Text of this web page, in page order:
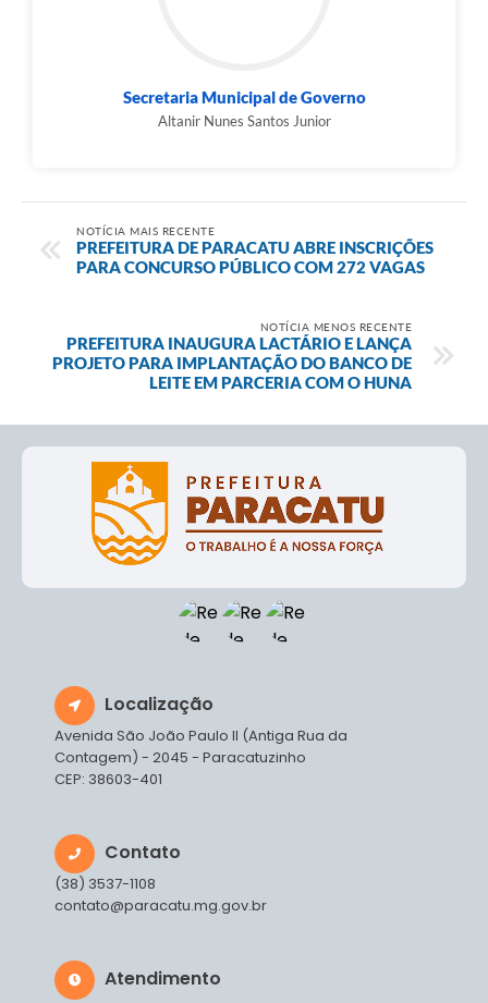
Secretaria Municipal de Governo
Altanir Nunes Santos Junior
NOTÍCIA MAIS RECENTE
PREFEITURA DE PARACATU ABRE INSCRIÇÕES
PARA CONCURSO PÚBLICO COM 272 VAGAS
NOTÍCIA MENOS RECENTE
PREFEITURA INAUGURA LACTÁRIO E LANÇA
PROJETO PARA IMPLANTAÇÃO DO BANCO DE
LEITE EM PARCERIA COM O HUNA
Localização
Avenida São João Paulo II (Antiga Rua da
Contagem) - 2045 - Paracatuzinho
CEP: 38603-401
Contato
(38) 3537-1108
contato@paracatu.mg.gov.br
Atendimento